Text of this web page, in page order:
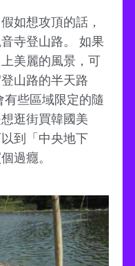
如想攻頂的話，
寺登山路。 如果
美麗的風景，可
山路的半天路
些區域限定的隨
逛街買韓國美
到「中央地下
過癮。